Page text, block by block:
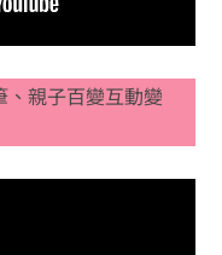
、親子百變互動變